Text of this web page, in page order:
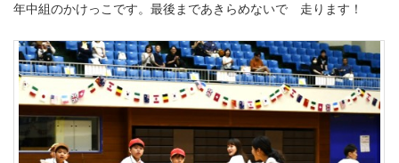
年中組のかけっこです。最後まであきらめないで 走ります！